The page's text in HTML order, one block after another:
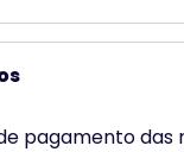
pagamento das